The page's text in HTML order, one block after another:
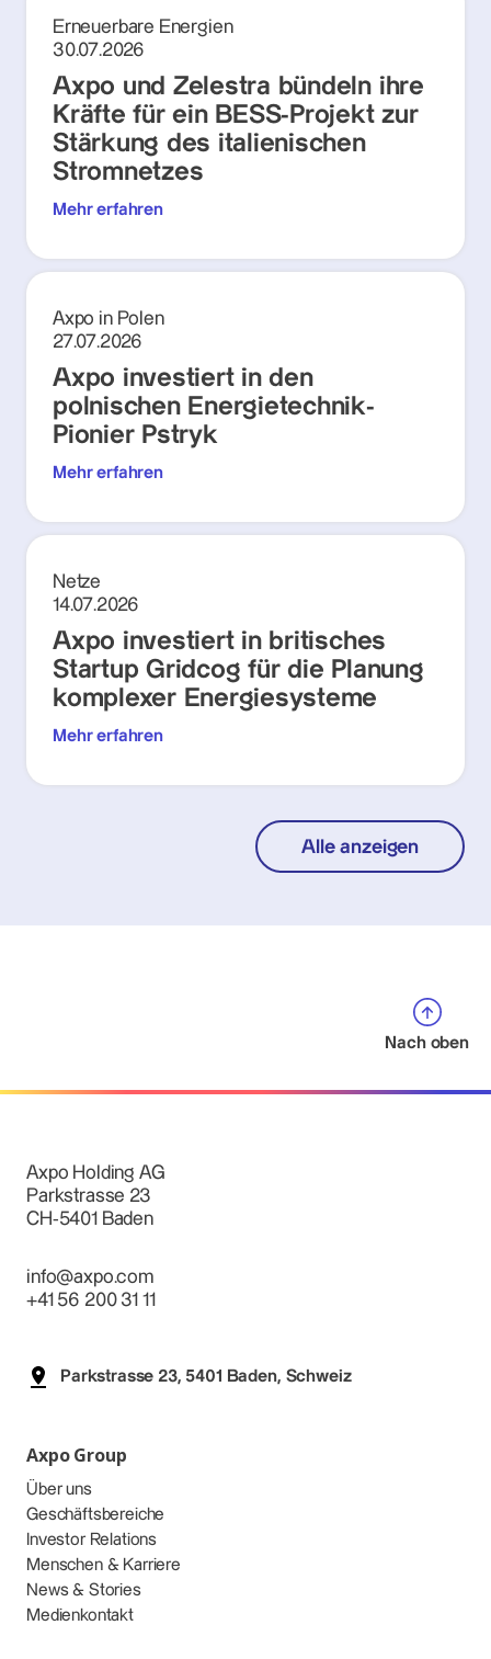
Erneuerbare Energien
30.07.2026
Axpo und Zelestra bündeln ihre
Kräfte für ein BESS-Projekt zur
Stärkung des italienischen
Stromnetzes
Mehr erfahren
Axpo in Polen
27.07.2026
Axpo investiert in den
polnischen Energietechnik-
Pionier Pstryk
Mehr erfahren
Netze
14.07.2026
Axpo investiert in britisches
Startup Gridcog für die Planung
komplexer Energiesysteme
Mehr erfahren
Alle anzeigen
Nach oben
Axpo Holding AG
Parkstrasse 23
CH-5401 Baden
info@axpo.com
+41 56 200 31 11
Parkstrasse 23, 5401 Baden, Schweiz
Axpo Group
Über uns
Geschäftsbereiche
Investor Relations
Menschen & Karriere
News & Stories
Medienkontakt